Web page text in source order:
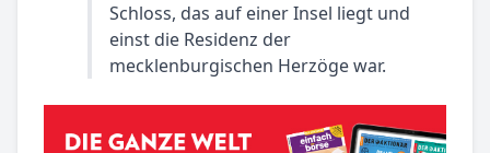
Schloss, das auf einer Insel liegt und
einst die Residenz der
mecklenburgischen Herzöge war.